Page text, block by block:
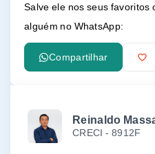
Salve ele nos seus favoritos
alguém no WhatsApp:
Compartilhar
Reinaldo
CRECI - 8912F